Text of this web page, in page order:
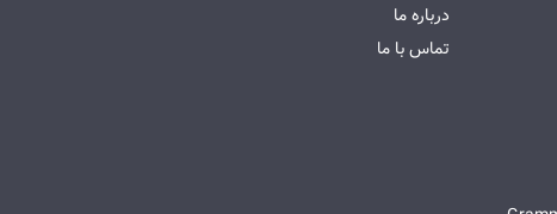
درباره ما
تماس با ما